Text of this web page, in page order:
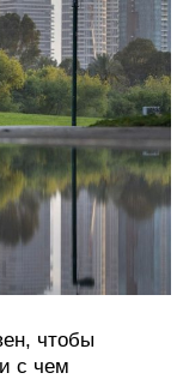
чтобы
с чем